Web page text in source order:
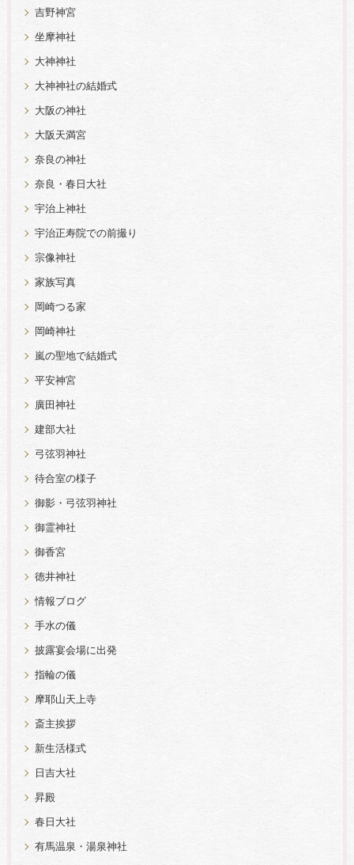
吉野神宮
坐摩神社
大神神社
大神神社の結婚式
大阪の神社
大阪天満宮
奈良の神社
奈良・春日大社
宇治上神社
宇治正寿院での前撮り
宗像神社
家族写真
岡崎つる家
岡崎神社
嵐の聖地で結婚式
平安神宮
廣田神社
建部大社
弓弦羽神社
待合室の様子
御影・弓弦羽神社
御霊神社
御香宮
徳井神社
情報ブログ
手水の儀
披露宴会場に出発
指輪の儀
摩耶山天上寺
斎主挨拶
新生活様式
日吉大社
昇殿
春日大社
有馬温泉・湯泉神社